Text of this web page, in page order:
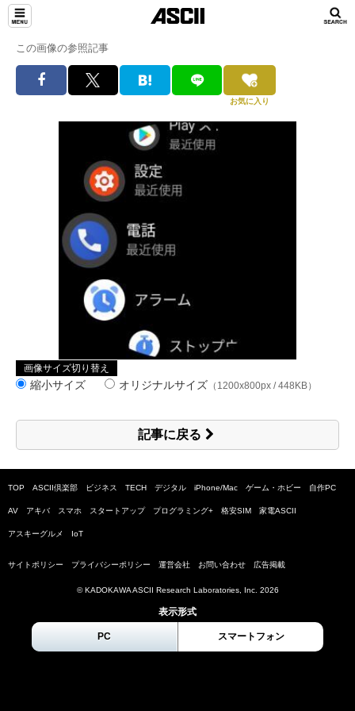
この画像の参照記事
お気に入り
画像サイズ切り替え
縮小サイズ オリジナルサイズ （1200x800px / 448KB）
記事に戻る
TOP ASCII倶楽部 ビジネス TECH デジタル iPhone/Mac ゲーム・ホビー 自作PC
AV アキバ スマホ スタートアップ プログラミング+ 格安SIM 家電ASCII
アスキーグルメ IoT
サイトポリシー プライバシーポリシー 運営会社 お問い合わせ 広告掲載
© KADOKAWA ASCII Research Laboratories, Inc. 2026
表示形式
PC スマートフォン